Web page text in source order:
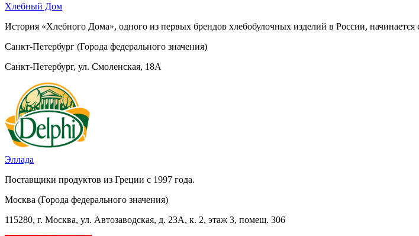
Хлебный Дом
История «Хлебного Дома», одного из первых брендов хлебобулочных изделий в России,
Санкт-Петербург (Города федерального значения)
Санкт-Петербург, ул. Смоленская, 18А
Эллада
Поставщики продуктов из Греции с 1997 года.
Москва (Города федерального значения)
115280, г. Москва, ул. Автозаводская, д. 23А, к. 2, этаж 3, помещ. 306